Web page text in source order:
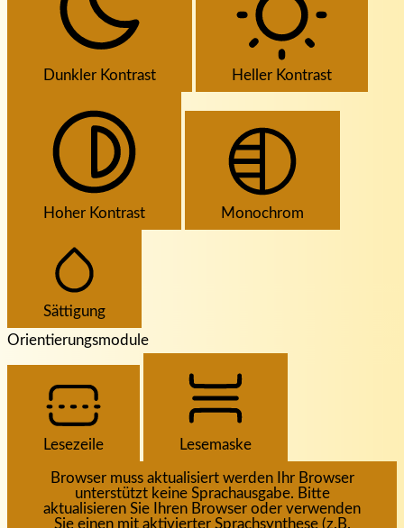
Dunkler Kontrast Heller Kontrast
Hoher Kontrast Monochrom
Sättigung
Orientierungsmodule
Lesezeile Lesemaske
Browser muss aktualisiert werden
Ihr Browser
unterstützt keine Sprachausgabe. Bitte
aktualisieren Sie Ihren Browser oder verwenden
Sie einen mit aktivierter Sprachsynthese (z.B.